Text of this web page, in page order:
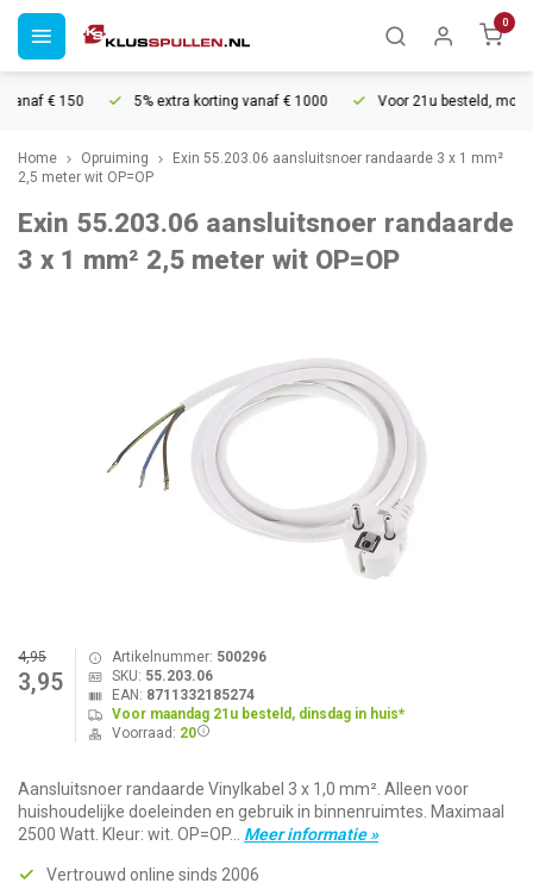
0
€ 150 5% extra korting vanaf € 1000 Voor 21u besteld,
Home Opruiming
Exin 55.203.06 aansluitsnoer randaarde 3 x 1 mm²
2,5 meter wit OP=OP
Exin 55.203.06 aansluitsnoer randaarde
3 x 1 mm² 2,5 meter wit OP=OP
4,95
3,95
Artikelnummer: 500296
SKU: 55.203.06
EAN: 8711332185274
Voor maandag 21u besteld, dinsdag in huis*
Voorraad: 20
Aansluitsnoer randaarde Vinylkabel 3 x 1,0 mm². Alleen voor
huishoudelijke doeleinden en gebruik in binnenruimtes. Maximaal
2500 Watt. Kleur: wit. OP=OP... Meer informatie »
Vertrouwd online sinds 2006